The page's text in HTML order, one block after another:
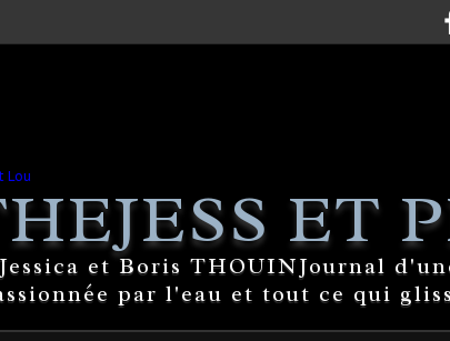
ET
et Boris THOUINJournal
par l'eau et tout ce qui